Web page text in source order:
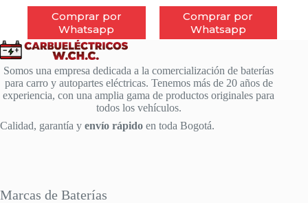
Comprar por
Whatsapp
Comprar por
Whatsapp
Somos una empresa dedicada a la comercialización de baterías
para carro y autopartes eléctricas. Tenemos más de 20 años de
experiencia, con una amplia gama de productos originales para
todos los vehículos.
Calidad, garantía y envío rápido en toda Bogotá.
Marcas de Baterías